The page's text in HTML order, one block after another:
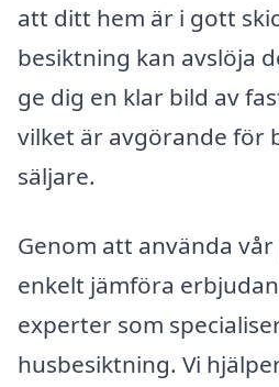
att ditt hem är i gott
besiktning kan avslöja
ge dig en klar bild av
vilket är avgörande för
säljare.
Genom att använda
enkelt jämföra
experter som
husbesiktning. Vi